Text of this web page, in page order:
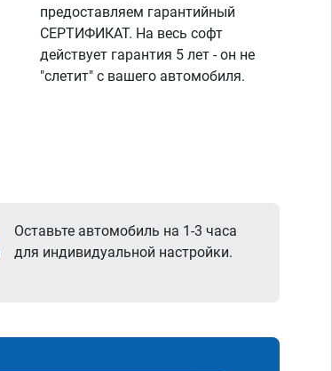
предоставляем гарантийный
СЕРТИФИКАТ. На весь софт
действует гарантия 5 лет - он не
"слетит" с вашего автомобиля.
Оставьте автомобиль на 1-3 часа
для индивидуальной настройки.